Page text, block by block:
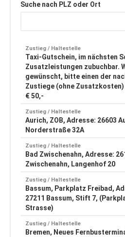
Suche nach PLZ oder Ort
Zustieg / Haltestelle
Taxi-Gutschein, im nächsten
Zusatzleistungen zubuchbar.
gewünscht, bitte einen der
Zustiege (ohne Zusatzkosten)
€ 50,-
Zustieg / Haltestelle
Aurich, ZOB, Adresse: 26603
Norderstraße 32A
Zustieg / Haltestelle
Bad Zwischenahn, Adresse:
Zwischenahn, Langenhof 20
Zustieg / Haltestelle
Bassum, Parkplatz Freibad,
27211 Bassum, Stift 7,
Strasse)
Zustieg / Haltestelle
Bremen, Neues